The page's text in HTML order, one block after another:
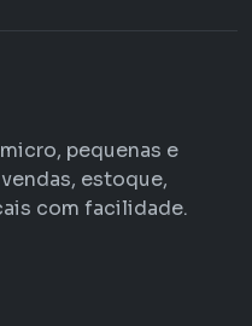
pequenas e
estoque,
com facilidade.